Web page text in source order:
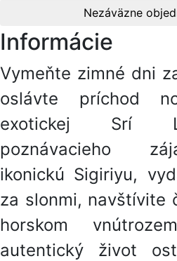
Nezáväzne
Informácie
Vymeňte zimné dni
oslávte príchod
exotickej Srí
poznávacieho
ikonickú Sigiriyu,
za slonmi, navštívite
horskom
autentický život